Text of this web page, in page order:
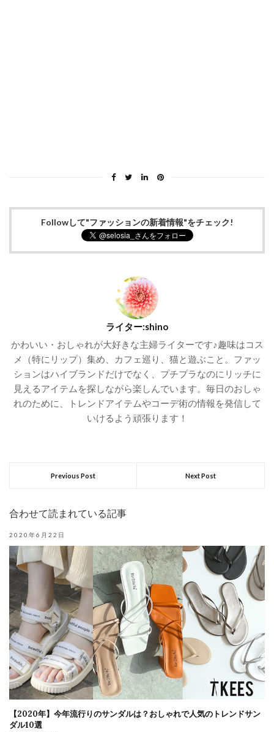
Followして"ファッションの新着情報"をチェック!
ライター:shino
かわいい・おしゃれが大好きな主婦ライターです♪趣味はコス
メ（特にリップ）集め、カフェ巡り、猫と遊ぶこと。ファッ
ションはハイブランドだけでなく、プチプラなのにリッチに
見えるアイテムを探しながら楽しんでいます。毎日のおしゃ
れのために、トレンドアイテムやコーデ術の情報を発信して
いけるよう頑張ります！
Previous Post Next Post
合わせて読まれている記事
2020年6月22日
【2020年】今年流行りのサンダルは？おしゃれで人気のトレンドサン
ダル10選